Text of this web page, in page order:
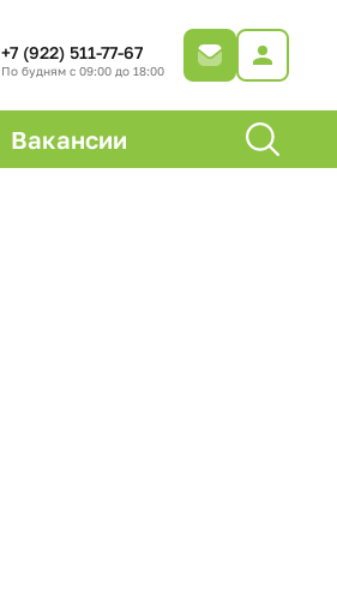
+7 (922) 511-77-67
По будням с 09:00 до 18:00
Вакансии